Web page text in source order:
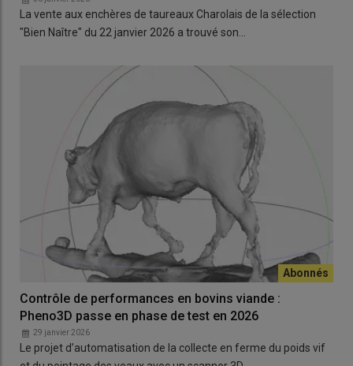
La vente aux enchères de taureaux Charolais de la sélection
"Bien Naître" du 22 janvier 2026 a trouvé son…
Contrôle de performances en bovins viande :
Pheno3D passe en phase de test en 2026
29 janvier 2026
Le projet d’automatisation de la collecte en ferme du poids vif